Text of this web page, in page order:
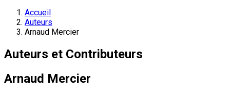
Accueil
Auteurs
Arnaud Mercier
Auteurs et Contributeurs
Arnaud Mercier